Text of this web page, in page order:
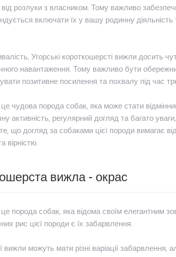
розлуки з власником. Тому важливо
включати їх у вашу родинну діяльність
Угорські короткошерсті вижли досить
навантаження. Тому важливо бути
позитивне посилення та похвалу під час
чудова порода собак, яка може стати
активність, регулярний догляд та багато
що догляд за собаками цієї породи вимагає
вижла - окрас
порода собак, яка відома своїм елегантним
рис цієї породи є їх забарвлення.
вижли можуть мати різні варіації забарвлення,